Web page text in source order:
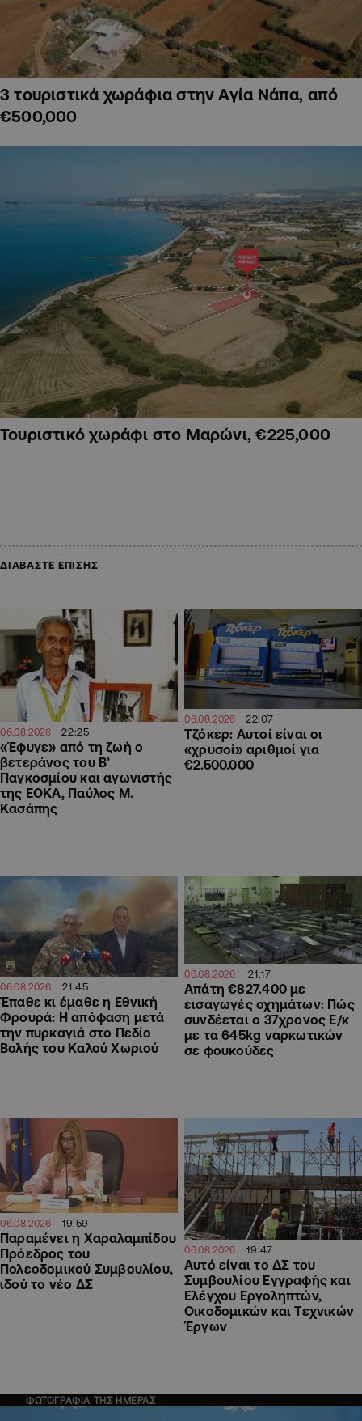
3 τουριστικά χωράφια στην Αγία Νάπα, από
€500,000
Τουριστικό χωράφι στο Μαρώνι, €225,000
ΔΙΑΒΑΣΤΕ ΕΠΙΣΗΣ
06.08.2026 22:25
«Έφυγε» από τη ζωή ο
βετεράνος του Β’
Παγκοσμίου και αγωνιστής
της ΕΟΚΑ, Παύλος Μ.
Κασάπης
06.08.2026 22:07
Τζόκερ: Αυτοί είναι οι
«χρυσοί» αριθμοί για
€2.500.000
06.08.2026 21:45
Έπαθε κι έμαθε η Εθνική
Φρουρά: Η απόφαση μετά
την πυρκαγιά στο Πεδίο
Βολής του Καλού Χωριού
06.08.2026 21:17
Απάτη €827.400 με
εισαγωγές οχημάτων: Πώς
συνδέεται ο 37χρονος Ε/κ
με τα 645kg ναρκωτικών
σε φουκούδες
06.08.2026 19:59
Παραμένει η Χαραλαμπίδου
Πρόεδρος του
Πολεοδομικού Συμβουλίου,
ιδού το νέο ΔΣ
06.08.2026 19:47
Αυτό είναι το ΔΣ του
Συμβουλίου Εγγραφής και
Ελέγχου Εργοληπτών,
Οικοδομικών και Τεχνικών
Έργων
ΦΩΤΟΓΡΑΦΙΑ ΤΗΣ ΗΜΕΡΑΣ